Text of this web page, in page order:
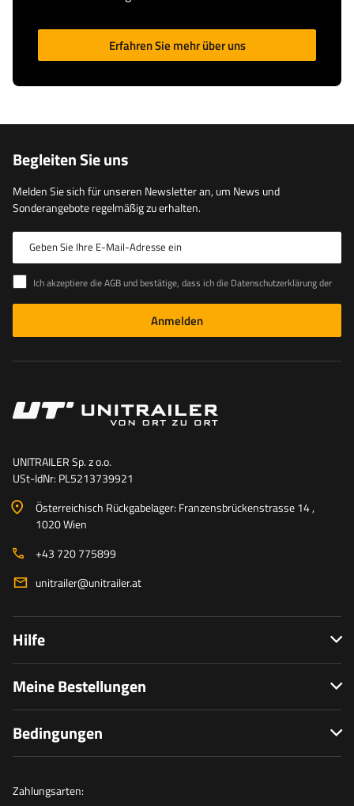
Erfahren Sie mehr über uns
Begleiten Sie uns
Melden Sie sich für unseren Newsletter an, um News und
Sonderangebote regelmäßig zu erhalten.
Geben Sie Ihre E-Mail-Adresse ein
Ich akzeptiere die AGB und bestätige, dass ich die Datenschutzerklärung der Website zur Kenntnis genommen habe
Anmelden
UNITRAILER Sp. z o.o.
USt-IdNr: PL5213739921
Österreichisch Rückgabelager: Franzensbrückenstrasse 14 ,
1020 Wien
+43 720 775899
unitrailer@unitrailer.at
Hilfe
Meine Bestellungen
Bedingungen
Zahlungsarten: